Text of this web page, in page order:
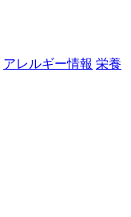
アレルギー情報 栄養